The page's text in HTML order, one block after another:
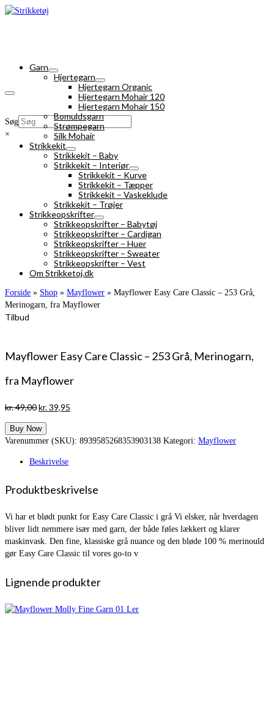
Søg
×
Garn
Hjertegarn
Hjertegarn Organic
Hjertegarn Mohair 120
Hjertegarn Mohair 150
Bomuldsgarn
Strømpegarn
Silk Mohair
Strikkekit
Strikkekit – Baby
Strikkekit – Interiør
Strikkekit – Kurve
Strikkekit – Tæpper
Strikkekit – Vaskeklude
Strikkekit – Trøjer
Strikkeopskrifter
Strikkeopskrifter – Babytøj
Strikkeopskrifter – Cardigan
Strikkeopskrifter – Huer
Strikkeopskrifter – Sweater
Strikkeopskrifter – Vest
Om Strikketoj.dk
Forside » Shop » Mayflower » Mayflower Easy Care Classic – 253 Grå,
Merinogarn, fra Mayflower
Tilbud
Mayflower Easy Care Classic – 253 Grå, Merinogarn,
fra Mayflower
kr.49,00Den
pris
var:
kr.39,95
er:
Buy Now
Varenummer (SKU): 8939585268353903138 Kategori: Mayflower
Beskrivelse
Produktbeskrivelse
Vi har et blødt punkt for Easy Care Classic i grå Vi elsker, når hverdagen
bliver lidt nemmere især med garn, der både føles lækkert og klarer
maskinvask. Den fine, klassiske grå nuance og den bløde 100 % merinould
gør Easy Care Classic til vores go-to v
Lignende produkter